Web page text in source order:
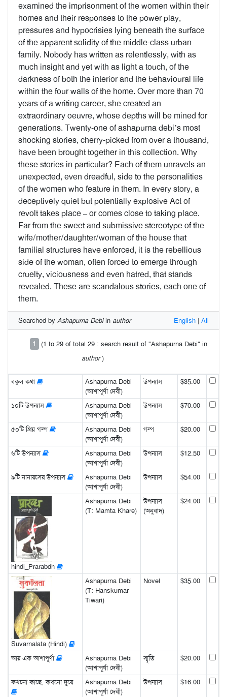
examined the imprisonment of the women within their
homes and their responses to the power play,
pressures and hypocrisies lying beneath the surface
of the apparent solidity of the middle-class urban
family. Nobody has written as relentlessly, with as
much insight and yet with as light a touch, of the
darkness of both the interior and the behavioural life
within the four walls of the home. Over more than 70
years of a writing career, she created an
extraordinary oeuvre, whose depths will be mined for
generations. Twenty-one of ashapurna debi’s most
shocking stories, cherry-picked from over a thousand,
have been brought together in this collection. Why
these stories in particular? Each of them unravels an
unexpected, even dreadful, side to the personalities
of the women who feature in them. In every story, a
deceptively quiet but potentially explosive Act of
revolt takes place – or comes close to taking place.
Far from the sweet and submissive stereotype of the
wife/mother/daughter/woman of the house that
familial structures have enforced, it is the rebellious
side of the woman, often forced to emerge through
cruelty, viciousness and even hatred, that stands
revealed. These are scandalous stories, each one of
them.
Searched by Ashapurna Debiin author English | All
1
(1 to 29 of total 29 : search result of "Ashapurna Debi" in
author)
বকুল কথা
Ashapurna Debi
(আশাপূর্ণা দেবী)
উপন্যাস $35.00
১০টি উপন্যাস
Ashapurna Debi
(আশাপূর্ণা দেবী)
উপন্যাস $70.00
৫০টি প্রিয় গল্প
Ashapurna Debi
(আশাপূর্ণা দেবী)
গল্প $20.00
৬টি উপন্যাস
Ashapurna Debi
(আশাপূর্ণা দেবী)
উপন্যাস $12.50
৯টি নানারসের উপন্যাস
Ashapurna Debi
(আশাপূর্ণা দেবী)
উপন্যাস $54.00
hindi_Prarabdh
Ashapurna Debi
(T: Mamta Khare)
উপন্যাস
(অনুবাদ)
$24.00
Suvarnalata (Hindi)
Ashapurna Debi
(T: Hanskumar
Tiwari)
Novel $35.00
আর এক আশাপূর্ণা
Ashapurna Debi
(আশাপূর্ণা দেবী)
স্মৃতি $20.00
কখনো কাছে, কখনো দূরে
Ashapurna Debi
(আশাপূর্ণা দেবী)
উপন্যাস $16.00